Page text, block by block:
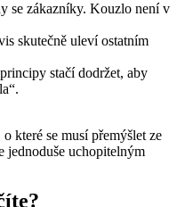
se zákazníky. Kouzlo není v
skutečně uleví ostatním
stačí dodržet, aby
které se musí přemýšlet ze
jednoduše uchopitelným